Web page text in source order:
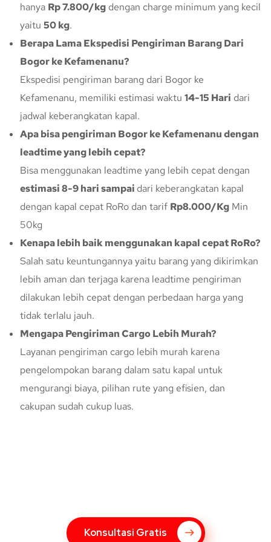
hanya Rp 7.800/kg dengan charge minimum yang kecil
yaitu 50 kg.
Berapa Lama Ekspedisi Pengiriman Barang Dari
Bogor ke Kefamenanu?
Ekspedisi pengiriman barang dari Bogor ke
Kefamenanu, memiliki estimasi waktu 14-15 Hari dari
jadwal keberangkatan kapal.
Apa bisa pengiriman Bogor ke Kefamenanu dengan
leadtime yang lebih cepat?
Bisa menggunakan leadtime yang lebih cepat dengan
estimasi 8-9 hari sampai dari keberangkatan kapal
dengan kapal cepat RoRo dan tarif Rp8.000/Kg Min
50kg
Kenapa lebih baik menggunakan kapal cepat RoRo?
Salah satu keuntungannya yaitu barang yang dikirimkan
lebih aman dan terjaga karena leadtime pengiriman
dilakukan lebih cepat dengan perbedaan harga yang
tidak terlalu jauh.
Mengapa Pengiriman Cargo Lebih Murah?
Layanan pengiriman cargo lebih murah karena
pengelompokan barang dalam satu kapal untuk
mengurangi biaya, pilihan rute yang efisien, dan
cakupan sudah cukup luas.
Konsultasi Gratis